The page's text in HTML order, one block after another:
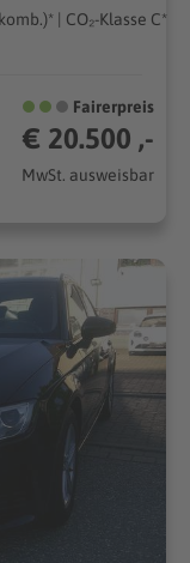
| CO₂-Klasse C*
Fairerpreis
€ 20.500 ,-
MwSt. ausweisbar